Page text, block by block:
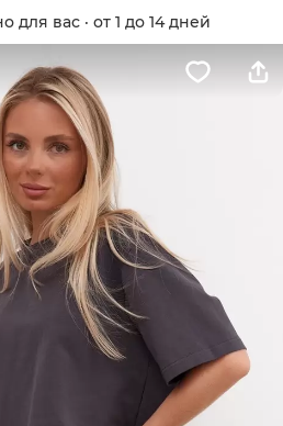
для вас · от 1 до 14 дней